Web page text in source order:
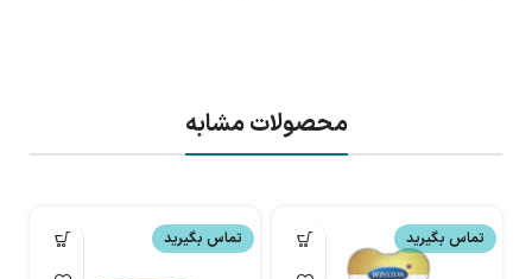
محصولات مشابه
تماس بگیرید تماس بگیرید